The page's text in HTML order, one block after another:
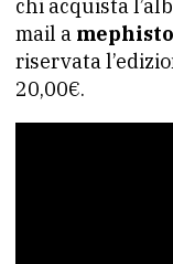
chi acquista
mail a
riservata
20,00€.